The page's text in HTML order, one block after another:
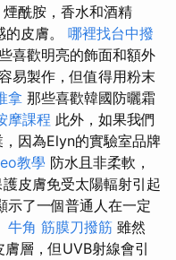
酰胺，香水和酒精
皮膚。 哪裡找台中撥
喜歡明亮的飾面和額外
易製作，但值得用粉末
拿 那些喜歡韓國防曬霜
摩課程 此外，如果我們
因為Elyn的實驗室品牌
教學 防水且非柔軟，
皮膚免受太陽輻射引起
示了一個普通人在一定
牛角 筋膜刀撥筋 雖然
層，但UVB射線會引